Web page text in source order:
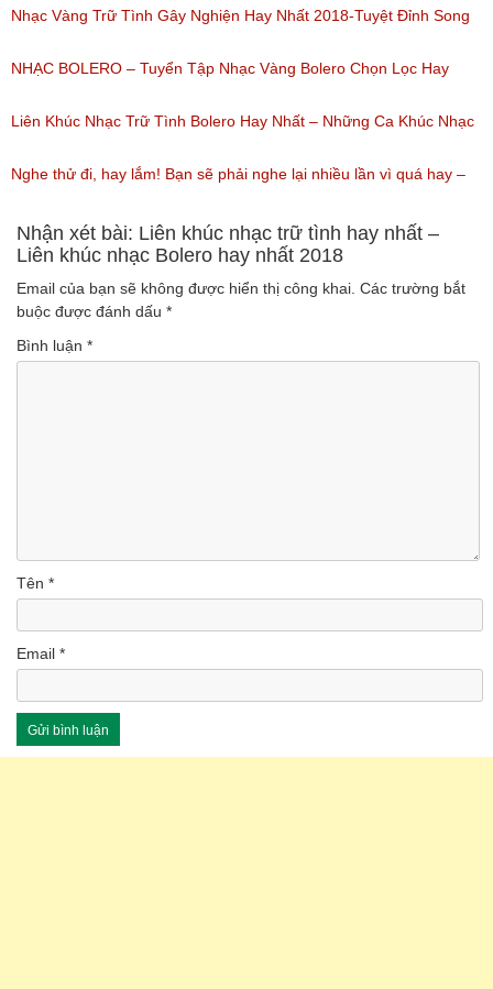
(Lượt nghe: 155)
Bài Hát Song Ca Nhạc Vàng Bolero Hay Nhất
(Lượt nghe: 218)
Nhạc Vàng Trữ Tình Gây Nghiện Hay Nhất 2018-Tuyệt Đỉnh Song
Ca Thiên Quang Quỳnh Trang Ngọt Ngào
(Lượt nghe: 219)
NHẠC BOLERO – Tuyển Tập Nhạc Vàng Bolero Chọn Lọc Hay
Nhất / Tuyệt Đỉnh Bolero
(Lượt nghe: 99)
Liên Khúc Nhạc Trữ Tình Bolero Hay Nhất – Những Ca Khúc Nhạc
Vàng Trữ Tình Hay Nhất 2018
(Lượt nghe: 75)
Nghe thử đi, hay lắm! Bạn sẽ phải nghe lại nhiều lần vì quá hay –
Nhạc miền Tây đặc sắc
(Lượt nghe: 46)
Nhận xét bài: Liên khúc nhạc trữ tình hay nhất –
Liên khúc nhạc Bolero hay nhất 2018
Email của bạn sẽ không được hiển thị công khai. Các trường bắt
buộc được đánh dấu *
Bình luận *
Tên *
Email *